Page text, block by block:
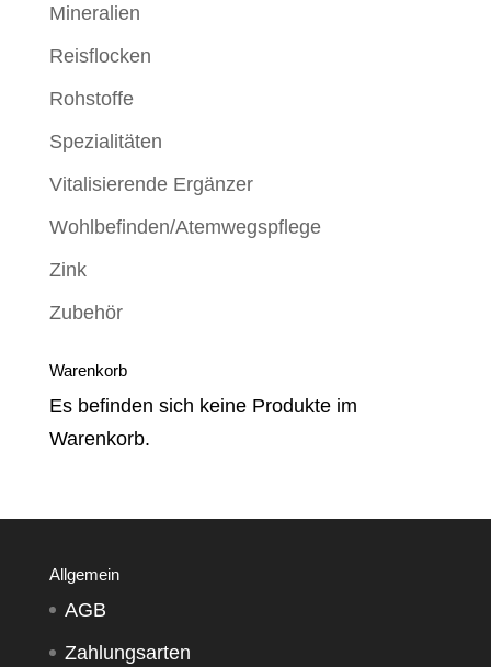
Mineralien
Reisflocken
Rohstoffe
Spezialitäten
Vitalisierende Ergänzer
Wohlbefinden/Atemwegspflege
Zink
Zubehör
Warenkorb
Es befinden sich keine Produkte im
Warenkorb.
Allgemein
AGB
Zahlungsarten